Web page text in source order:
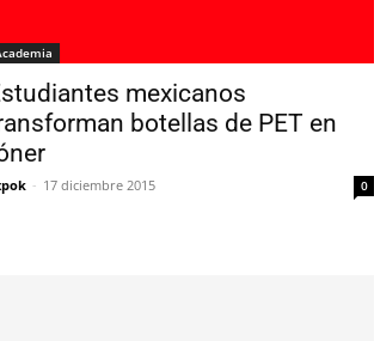
mexicanos
botellas de PET en
- 17 diciembre 2015 0